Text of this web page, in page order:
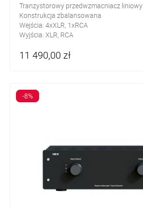
Tranzystorowy przedwzmacniacz liniowy
Konstrukcja zbalansowana
Wejścia: 4xXLR, 1xRCA
Wyjścia: XLR, RCA
11 490,00 zł
-8%